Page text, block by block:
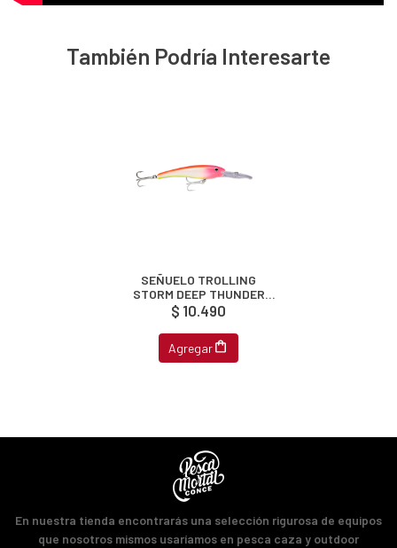
También Podría Interesarte
SEÑUELO TROLLING
STORM DEEP THUNDER
11CM 28G
$ 10.490
Agregar
En nuestra tienda encontrarás una selección rigurosa de equipos
que nosotros mismos usaríamos en pesca caza y outdoor